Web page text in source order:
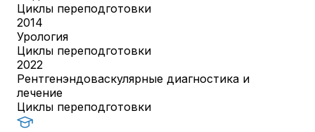
Циклы переподготовки
2014
Урология
Циклы переподготовки
2022
Рентгенэндоваскулярные диагностика и
лечение
Циклы переподготовки